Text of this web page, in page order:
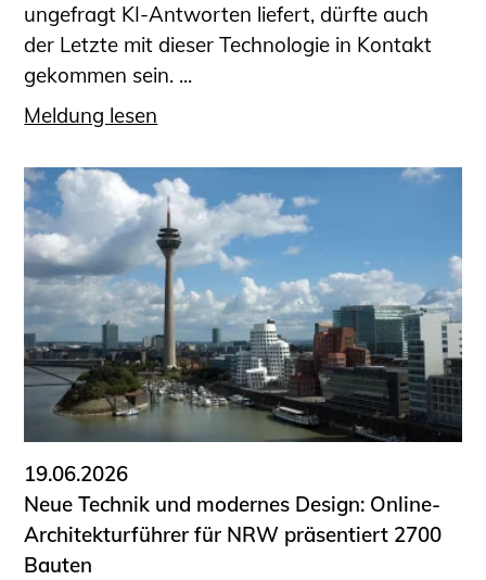
ungefragt KI-Antworten liefert, dürfte auch
der Letzte mit dieser Technologie in Kontakt
gekommen sein. ...
Meldung lesen
19.06.2026
Neue Technik und modernes Design: Online-
Architekturführer für NRW präsentiert 2700
Bauten